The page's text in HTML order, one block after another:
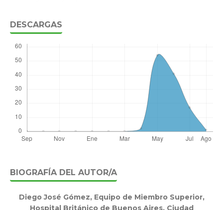
DESCARGAS
BIOGRAFÍA DEL AUTOR/A
Diego José Gómez, Equipo de Miembro Superior,
Hospital Británico de Buenos Aires, Ciudad